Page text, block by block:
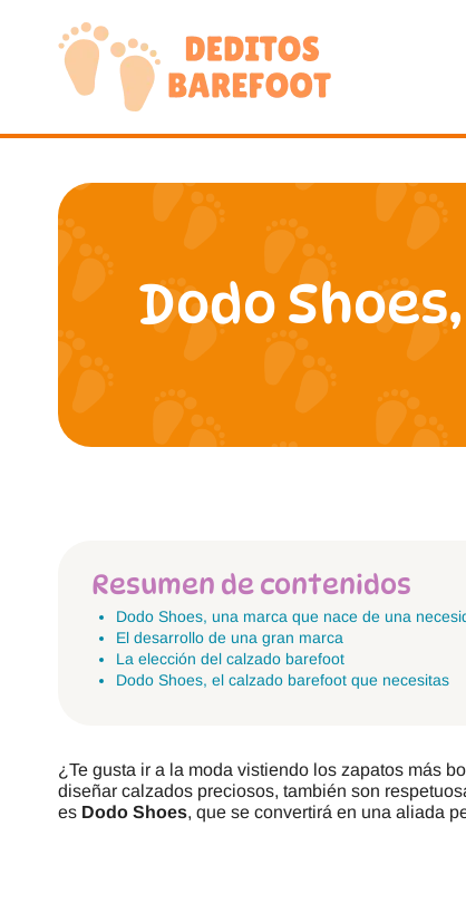
contenido
Dodo
Resumen de contenidos
Dodo Shoes, una marca que nace de una
El desarrollo de una gran marca
La elección del calzado barefoot
Dodo Shoes, el calzado barefoot que necesitas
¿Te gusta ir a la moda vistiendo los zapatos más
diseñar calzados preciosos, también son
es Dodo Shoes, que se convertirá en una aliada